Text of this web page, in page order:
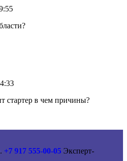
стартер в чем причины?
+7 917 555-00-05 Эксперт-